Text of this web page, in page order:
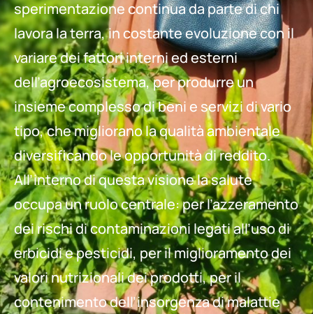
sperimentazione continua da parte di chi
lavora la terra, in costante evoluzione con il
variare dei fattori interni ed esterni
dell’agroecosistema, per produrre un
insieme complesso di beni e servizi di vario
tipo, che migliorano la qualità ambientale
diversificando le opportunità di reddito.
All’interno di questa visione la salute
occupa un ruolo centrale: per l’azzeramento
dei rischi di contaminazioni legati all’uso di
erbicidi e pesticidi, per il miglioramento dei
valori nutrizionali dei prodotti, per il
contenimento dell’insorgenza di malattie